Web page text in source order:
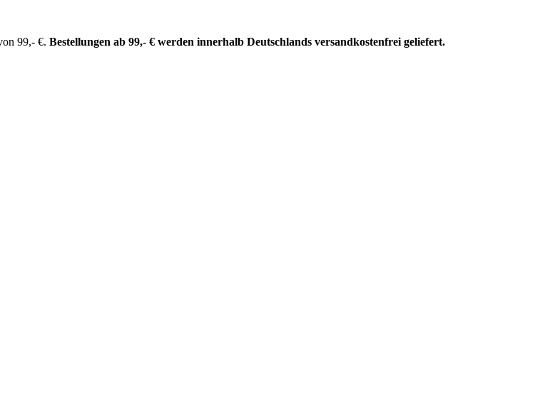
99,- €. Bestellungen ab 99,- € werden innerhalb Deutschlands versandkostenfrei geliefert.